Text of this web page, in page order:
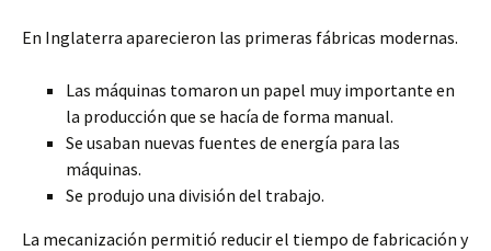
En Inglaterra aparecieron las primeras fábricas modernas.
Las máquinas tomaron un papel muy importante en
la producción que se hacía de forma manual.
Se usaban nuevas fuentes de energía para las
máquinas.
Se produjo una división del trabajo.
La mecanización permitió reducir el tiempo de fabricación y